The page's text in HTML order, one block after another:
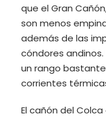
que el Gran
son menos
además de las
cóndores
un rango
corrientes
El cañón del